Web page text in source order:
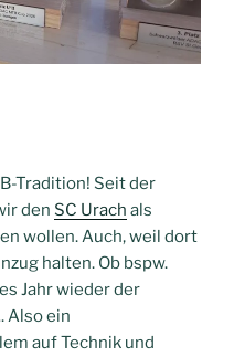
Tradition! Seit der
den SC Urach als
wollen. Auch, weil dort
halten. Ob bspw.
Jahr wieder der
Also ein
auf Technik und